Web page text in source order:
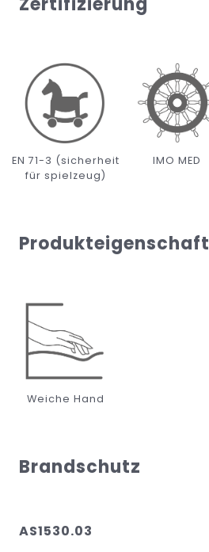
EN 71-3 (sicherheit
für spielzeug)
IMO MED
Produkteigenschaft
Weiche Hand
Brandschutz
AS1530.03